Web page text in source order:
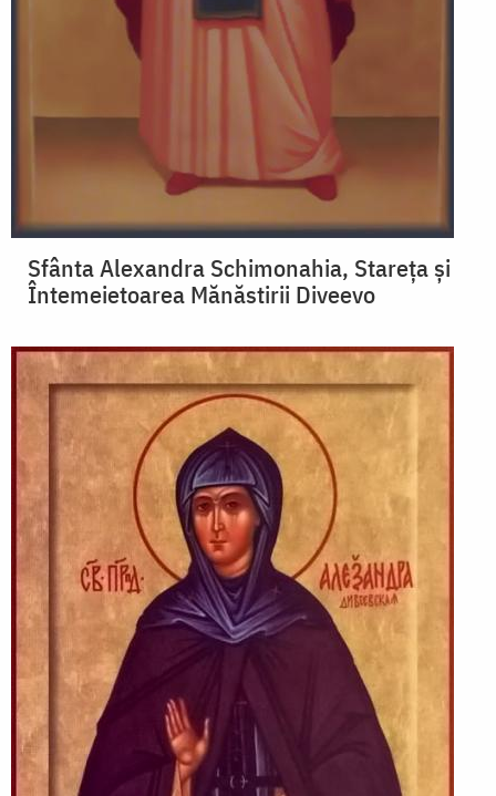
Sfânta Alexandra Schimonahia, Stareța și
Întemeietoarea Mănăstirii Diveevo